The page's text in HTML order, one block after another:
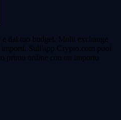
dal tuo budget. Molti exchange
Sull'app Crypto.com puoi
primo ordine con un importo